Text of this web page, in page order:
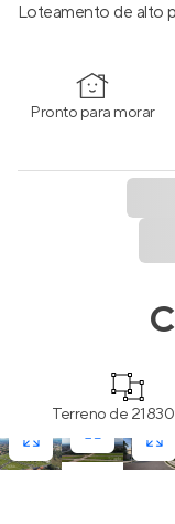
Loteamento de alto
Pronto para morar
Terreno de